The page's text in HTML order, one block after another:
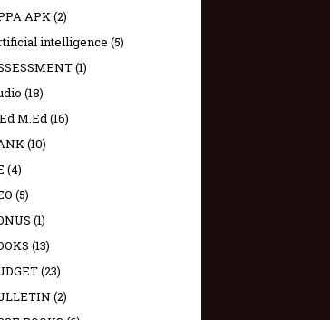
APK(2)
intelligence (5)
(1)
(18)
M.Ed(16)
(10)
(4)
(5)
(1)
(13)
(23)
(2)